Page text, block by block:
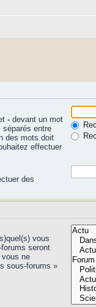
- devant un mot
entre
des mots doit
effectuer
des
vous
seront
ne
sous-forums »